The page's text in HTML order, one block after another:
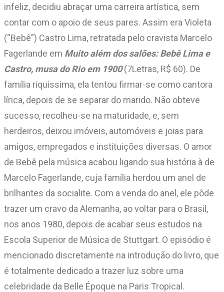
infeliz, decidiu abraçar uma carreira artística, sem
contar com o apoio de seus pares. Assim era Violeta
(“Bebê”) Castro Lima, retratada pelo cravista Marcelo
Fagerlande em Muito além dos salões:Bebê Lima e
Castro, musa do Rio em 1900(7Letras, R$ 60). De
família riquíssima, ela tentou firmar-se como cantora
lírica, depois de se separar do marido. Não obteve
sucesso, recolheu-se na maturidade, e, sem
herdeiros, deixou imóveis, automóveis e joias para
amigos, empregados e instituições diversas. O amor
de Bebê pela música acabou ligando sua história à de
Marcelo Fagerlande, cuja família herdou um anel de
brilhantes da socialite. Com a venda do anel, ele pôde
trazer um cravo da Alemanha, ao voltar para o Brasil,
nos anos 1980, depois de acabar seus estudos na
Escola Superior de Música de Stuttgart. O episódio é
mencionado discretamente na introdução do livro, que
é totalmente dedicado a trazer luz sobre uma
celebridade da Belle Époque na Paris Tropical.